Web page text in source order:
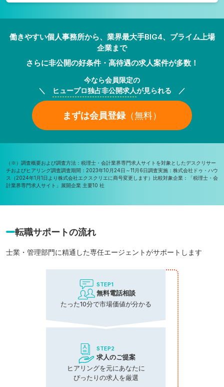
働きやすい個人事務所から、業界最大手BIG4、プライム上場
企業まで
さらに非公開の好条件・高待遇の求人案件が多数！
今なら会員限定の
＼
ヒュープロ独占非公開求人が見られる ／
まずは会員登録（無料）
（※）調査概要および調査方法：税理士・会計業界専門求人サイトを対象としたデスクリサー
チおよびヒアリング調査調査期間：2023年10月24日～11月6日調査実施：株式会社ドゥ・ハウ
ス（2024年1月1日より株式会社エクスクリエに商号変更します） 比較対象企業：「税理士・会
計業界専門求人サイト」展開企業 主要10 社
転職サポートの流れ
士業・管理部門に精通した専任エージェントがサポートします
STEP1
無料電話相談
たった10分で市場価値が分かる
STEP2
求人のご提案
ヒアリングを元にあなたに
ぴったりの求人を厳選